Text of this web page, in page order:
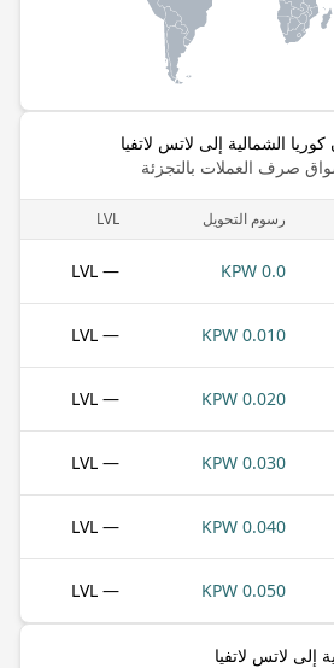
الشمالية إلى لاتس لاتفيا
صرف العملات بالتجزئة
رسوم التحويل LVL
0.0 KPW
— LVL
0.010 KPW
— LVL
0.020 KPW
— LVL
0.030 KPW
— LVL
0.040 KPW
— LVL
0.050 KPW
— LVL
إلى لاتس لاتفيا